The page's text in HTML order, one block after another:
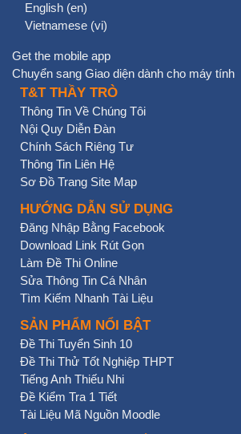
English ‎(en)‎
Vietnamese ‎(vi)‎
Get the mobile app
Chuyển sang Giao diện dành cho máy tính
T&T THẦY TRÒ
Thông Tin Về Chúng Tôi
Nội Quy Diễn Đàn
Chính Sách Riêng Tư
Thông Tin Liên Hệ
Sơ Đồ Trang Site Map
HƯỚNG DẪN SỬ DỤNG
Đăng Nhập Bằng Facebook
Download Link Rút Gọn
Làm Đề Thi Online
Sửa Thông Tin Cá Nhân
Tìm Kiếm Nhanh Tài Liệu
SẢN PHẨM NỔI BẬT
Đề Thi Tuyển Sinh 10
Đề Thi Thử Tốt Nghiệp THPT
Tiếng Anh Thiếu Nhi
Đề Kiểm Tra 1 Tiết
Tài Liệu Mã Nguồn Moodle